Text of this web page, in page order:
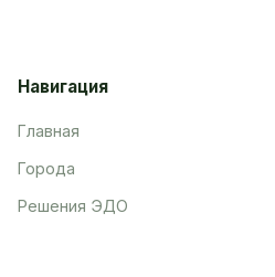
Навигация
Главная
Города
Решения ЭДО